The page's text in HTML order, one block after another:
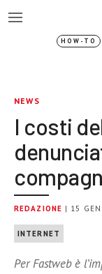
HOW-TO
NEWS
I costi
REDAZIONE | 15
INTERNET
Per Fastweb è